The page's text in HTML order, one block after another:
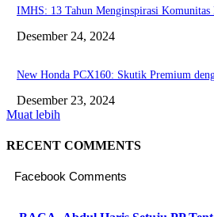
IMHS: 13 Tahun Menginspirasi
Desember 24, 2024
New Honda PCX160: Skutik Premium
Desember 23, 2024
Muat lebih
RECENT COMMENTS
Facebook Comments